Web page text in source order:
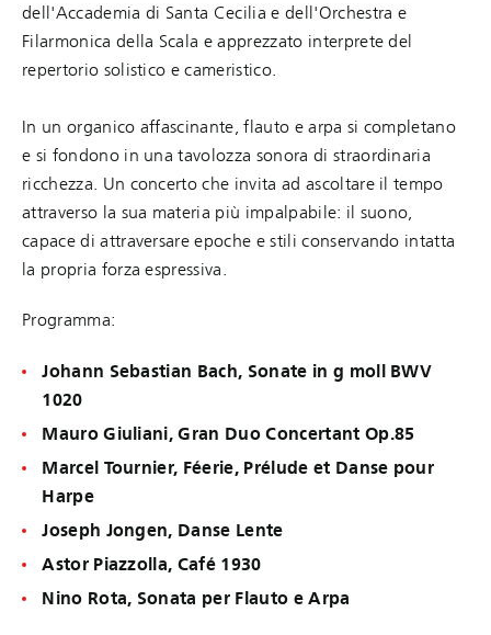
dell'Accademia di Santa Cecilia e dell'Orchestra e
Filarmonica della Scala e apprezzato interprete del
repertorio solistico e cameristico.
In un organico affascinante, flauto e arpa si completano
e si fondono in una tavolozza sonora di straordinaria
ricchezza. Un concerto che invita ad ascoltare il tempo
attraverso la sua materia più impalpabile: il suono,
capace di attraversare epoche e stili conservando intatta
la propria forza espressiva.
Programma:
Johann Sebastian Bach, Sonate in g moll BWV
1020
Mauro Giuliani, Gran Duo Concertant Op.85
Marcel Tournier, Féerie, Prélude et Danse pour
Harpe
Joseph Jongen, Danse Lente
Astor Piazzolla, Café 1930
Nino Rota, Sonata per Flauto e Arpa